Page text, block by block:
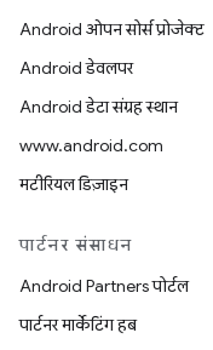
Android ओपन सोर्स प्रोजेक्ट
Android डेवलपर
Android डेटा संग्रह स्थान
www.android.com
मटीरियल डिज़ाइन
पार्टनर संसाधन
Android Partners पोर्टल
पार्टनर मार्केटिंग हब